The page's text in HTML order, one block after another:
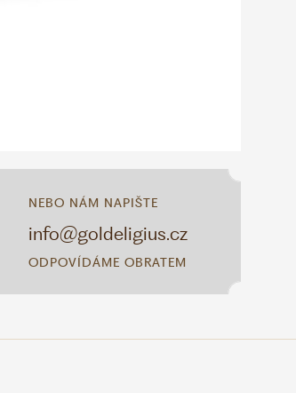
NEBO NÁM NAPIŠTE
info@goldeligius.cz
ODPOVÍDÁME OBRATEM